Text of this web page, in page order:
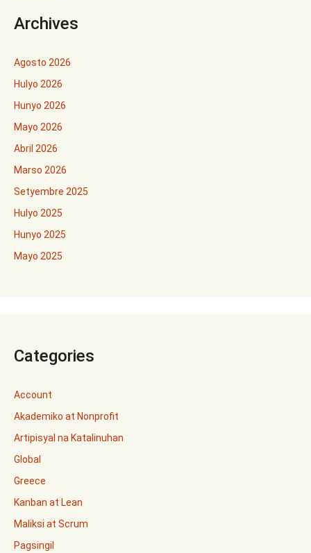
Archives
Agosto 2026
Hulyo 2026
Hunyo 2026
Mayo 2026
Abril 2026
Marso 2026
Setyembre 2025
Hulyo 2025
Hunyo 2025
Mayo 2025
Categories
Account
Akademiko at Nonprofit
Artipisyal na Katalinuhan
Global
Greece
Kanban at Lean
Maliksi at Scrum
Pagsingil